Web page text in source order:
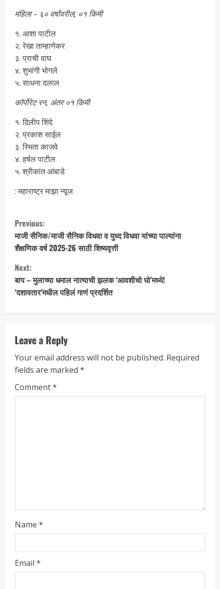
महिला – ६० वर्षांवरील, ०१ किमी
१. आशा पाटील
२. रेखा ताम्हाणेकर
३. प्राची वाघ
४. शुभांगी भोगले
५. साधना दलाल
कॉर्पोरेट रन, अंतर ०१ किमी
१. दिलीप शिंदे
२. प्रकाश साईल
३. स्मिता काजवे
४. हर्षल पाटील
५. श्रीकांत आंबाडे
: महाराष्ट्र माझा न्यूज
Previous:
माजी सैनिक/माजी सैनिक विधवा व युध्द विधवा यांच्या पाल्यांना
शैक्षणिक वर्ष 2025-26 साठी शिष्यवृत्ती
Next:
बाप – मुलाच्या धमाल नात्याची झलक ‘आवशीचो घो’मध्ये!
‘दशावतार’मधील पहिलं गाणं प्रदर्शित
Leave a Reply
Your email address will not be published. Required
fields are marked *
Comment*
Name *
Email *
2 Maharashtra Majha News
August